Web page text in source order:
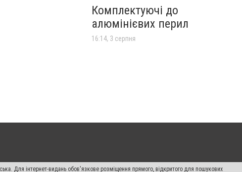
Комплектуючі до
алюмінієвих перил
16:14, 3 серпня
Для інтернет-видань обов'язкове розміщення прямого, відкритого для пошукових